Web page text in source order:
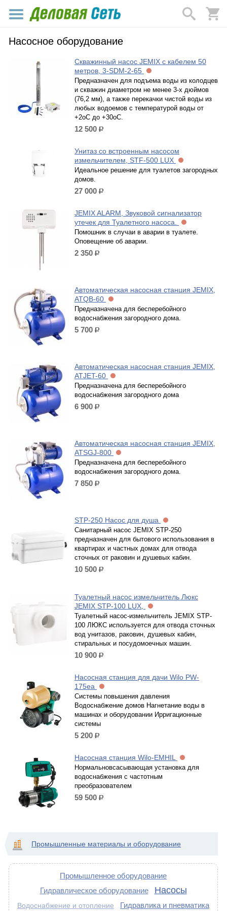
Насосное оборудование
Скважинный насос JEMIX с кабелем 50
метров, 3-SDM-2-65
Предназначен для подъема воды из колодцев
и скважин диаметром не менее 3-х дюймов
(76,2 мм), а также перекачки чистой воды из
любых водоемов с температурой воды от
+2оС до +30оС.
12 500 р.
Унитаз со встроенным насосом
измельчителем, STF-500 LUX
Идеальное решение для туалетов загородных
домов.
27 000 р.
JEMIX ALARM, Звуковой сигнализатор
утечек для Туалетного насоса.
Помошник в случаи в аварии в туалете.
Оповещение об аварии.
2 350 р.
Автоматическая насосная станция JEMIX,
ATQB-60
Предназначена для бесперебойного
водоснабжения загородного дома.
5 700 р.
Автоматическая насосная станция JEMIX,
ATJET-60
Предназначена для бесперебойного
водоснабжения загородного дома
6 900 р.
Автоматическая насосная станция JEMIX,
ATSGJ-800
Предназначена для бесперебойного
водоснабжения загородного дома.
7 850 р.
STP-250 Насос для душа
Санитарный насос JEMIX STP-250
предназначен для бытового использования в
квартирах и частных домах для отвода
сточных от раковин и душевых кабин.
10 500 р.
Туалетный насос измельчитель Люкс
JEMIX STP-100 LUX,
Туалетный насос-измельчитель JEMIX STP-
100 ЛЮКС используется для отвода сточных
вод унитазов, раковин, душевых кабин,
стиральных и посудомоечных машин.
10 900 р.
Насосная станция для дачи Wilo PW-
175ea
Системы повышения давления
Водоснабжение домов Нагнетание воды в
машинах и оборудовании Ирригационные
системы
5 200 р.
Насосная станция Wilo-EMHIL
Нормальновсасывающая установка для
водоснабжения с частотным
преобразователем
59 500 р.
Промышленные материалы и оборудование
Промышленное оборудование
Гидравлическое оборудование
Насосы
Водоснабжение и отопление Гидравлика и пневматика